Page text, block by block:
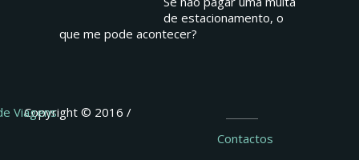
de estacionamento, o
que me pode acontecer?
Copyright © 2016 /
Viagens
Contactos